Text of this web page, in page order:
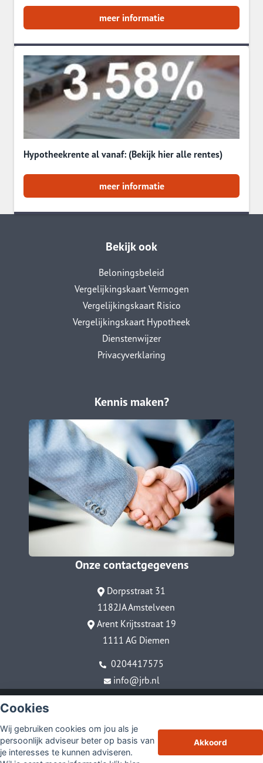
Cookies
Wij gebruiken cookies om jou als je
persoonlijk adviseur beter op basis van
je interesses te kunnen adviseren.
Akkoord
meer informatie
Hypotheekrente al vanaf: (Bekijk hier alle rentes)
meer informatie
Bekijk ook
Beloningsbeleid
Vergelijkingskaart Vermogen
Vergelijkingskaart Risico
Vergelijkingskaart Hypotheek
Dienstenwijzer
Privacyverklaring
Kennis maken?
Onze contactgegevens
Dorpsstraat 31
1182JA Amstelveen
Arent Krijtsstraat 19
1111 AG Diemen
0204417575
info@jrb.nl
Sitemap
Disclaimer